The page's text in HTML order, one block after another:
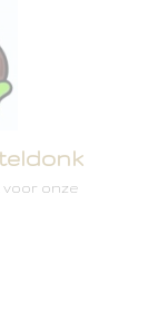
voor onze